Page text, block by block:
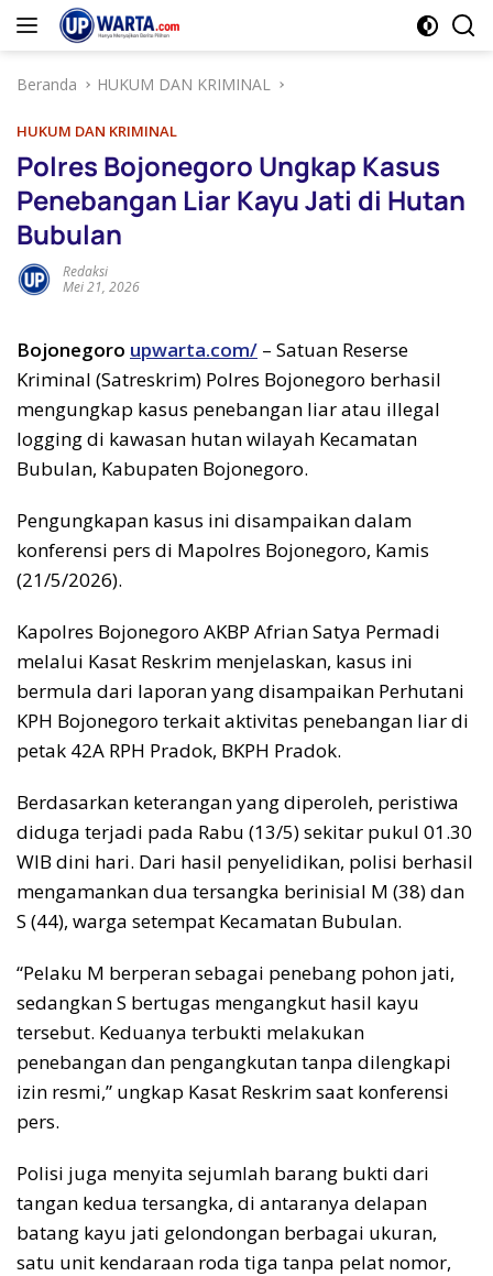
Langsung
Beranda
HUKUM DAN KRIMINAL
HUKUM DAN KRIMINAL
Polres Bojonegoro Ungkap Kasus
Penebangan Liar Kayu Jati di Hutan
Bubulan
Redaksi
Mei 21, 2026
Bojonegoro upwarta.com/ – Satuan Reserse
Kriminal (Satreskrim) Polres Bojonegoro berhasil
mengungkap kasus penebangan liar atau illegal
logging di kawasan hutan wilayah Kecamatan
Bubulan, Kabupaten Bojonegoro.
Pengungkapan kasus ini disampaikan dalam
konferensi pers di Mapolres Bojonegoro, Kamis
(21/5/2026).
Kapolres Bojonegoro AKBP Afrian Satya Permadi
melalui Kasat Reskrim menjelaskan, kasus ini
bermula dari laporan yang disampaikan Perhutani
KPH Bojonegoro terkait aktivitas penebangan liar di
petak 42A RPH Pradok, BKPH Pradok.
Berdasarkan keterangan yang diperoleh, peristiwa
diduga terjadi pada Rabu (13/5) sekitar pukul 01.30
WIB dini hari. Dari hasil penyelidikan, polisi berhasil
mengamankan dua tersangka berinisial M (38) dan
S (44), warga setempat Kecamatan Bubulan.
“Pelaku M berperan sebagai penebang pohon jati,
sedangkan S bertugas mengangkut hasil kayu
tersebut. Keduanya terbukti melakukan
penebangan dan pengangkutan tanpa dilengkapi
izin resmi,” ungkap Kasat Reskrim saat konferensi
pers.
Polisi juga menyita sejumlah barang bukti dari
tangan kedua tersangka, di antaranya delapan
batang kayu jati gelondongan berbagai ukuran,
satu unit kendaraan roda tiga tanpa pelat nomor,